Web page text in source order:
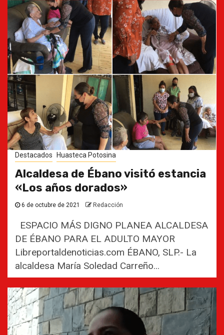
Destacados Huasteca Potosina
Alcaldesa de Ébano visitó estancia
«Los años dorados»
6 de octubre de 2021 Redacción
ESPACIO MÁS DIGNO PLANEA ALCALDESA
DE ÉBANO PARA EL ADULTO MAYOR
Libreportaldenoticias.com ÉBANO, SLP.- La
alcaldesa María Soledad Carreño...